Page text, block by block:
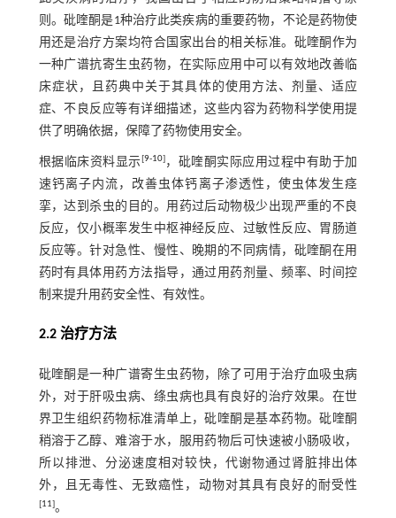
则。砒喹酮是1种治疗此类疾病的重要药物，不论是药物使
用还是治疗方案均符合国家出台的相关标准。砒喹酮作为
一种广谱抗寄生虫药物，在实际应用中可以有效地改善临
床症状，且药典中关于其具体的使用方法、剂量、适应
症、不良反应等有详细描述，这些内容为药物科学使用提
供了明确依据，保障了药物使用安全。
根据临床资料显示[9-10]，砒喹酮实际应用过程中有助于加
速钙离子内流，改善虫体钙离子渗透性，使虫体发生痉
挛，达到杀虫的目的。用药过后动物极少出现严重的不良
反应，仅小概率发生中枢神经反应、过敏性反应、胃肠道
反应等。针对急性、慢性、晚期的不同病情，砒喹酮在用
药时有具体用药方法指导，通过用药剂量、频率、时间控
制来提升用药安全性、有效性。
2.2 治疗方法
砒喹酮是一种广谱寄生虫药物，除了可用于治疗血吸虫病
外，对于肝吸虫病、绦虫病也具有良好的治疗效果。在世
界卫生组织药物标准清单上，砒喹酮是基本药物。砒喹酮
稍溶于乙醇、难溶于水，服用药物后可快速被小肠吸收，
所以排泄、分泌速度相对较快，代谢物通过肾脏排出体
外，且无毒性、无致癌性，动物对其具有良好的耐受性
[11]。